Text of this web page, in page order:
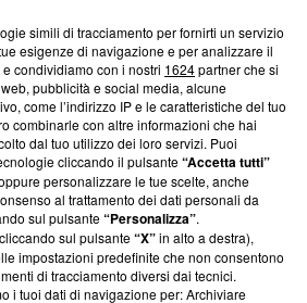
trasparenti su Blasting
editoriali e su come ci impegniamo a
afferma la nostra aderenza a
Integrity’Blasting News non è
ma ha richiesto di farne
ha ancora effettuato una verifica di
simili di tracciamento per fornirti un servizio
esigenze di navigazione e per analizzare il
condividiamo con i nostri 1624partner che si
pubblicità e social media, alcune
come l’indirizzo IP e le caratteristiche del tuo
combinarle con altre informazioni che hai
dal tuo utilizzo dei loro servizi. Puoi
cliccando il pulsante“Accetta tutti”
personalizzare le tue scelte, anche
al trattamento dei dati personali da
sul pulsante“Personalizza”.
sul pulsante“X”in alto a destra),
impostazioni predefinite che non consentono
di tracciamento diversi dai tecnici.
i tuoi dati di navigazione per: Archiviare